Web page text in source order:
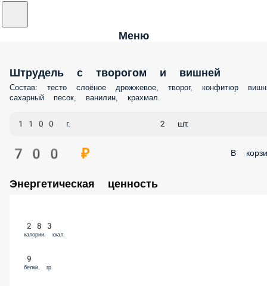
Меню
Штрудель с творогом и вишней
Состав: тесто слоёное дрожжевое, творог, конфитюр
сахарный песок, ванилин, крахмал.
1100 г. 2 шт.
700 ₽ В
Энергетическая ценность
283
калории, ккал.
9
белки, гр.